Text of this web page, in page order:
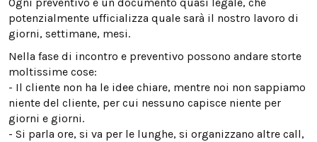
Ogni preventivo è un documento quasi legale, che
potenzialmente ufficializza quale sarà il nostro lavoro di
giorni, settimane, mesi.
Nella fase di incontro e preventivo possono andare storte
moltissime cose:
- Il cliente non ha le idee chiare, mentre noi non sappiamo
niente del cliente, per cui nessuno capisce niente per
giorni e giorni.
- Si parla ore, si va per le lunghe, si organizzano altre call,